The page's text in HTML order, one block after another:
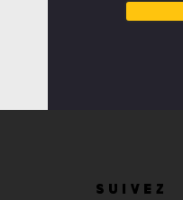
SUIVEZ